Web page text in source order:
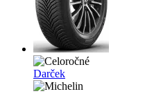
Darček